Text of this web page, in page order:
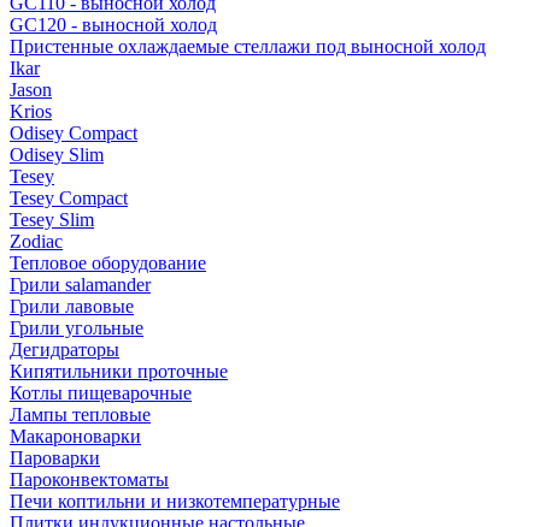
GC120 - выносной холод
Пристенные охлаждаемые стеллажи под выносной холод
Ikar
Jason
Krios
Odisey Compact
Odisey Slim
Tesey
Tesey Compact
Tesey Slim
Zodiac
Тепловое оборудование
Грили salamander
Грили лавовые
Грили угольные
Дегидраторы
Кипятильники проточные
Котлы пищеварочные
Лампы тепловые
Макароноварки
Пароварки
Пароконвектоматы
Печи коптильни и низкотемпературные
Плитки индукционные настольные